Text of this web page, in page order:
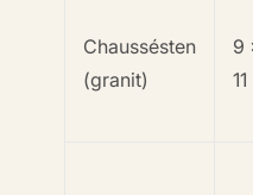
Chaussésten
(granit)
9